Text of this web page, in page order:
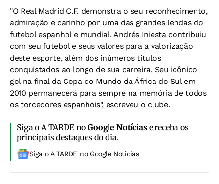
"O Real Madrid C.F. demonstra o seu reconhecimento,
admiração e carinho por uma das grandes lendas do
futebol espanhol e mundial. Andrés Iniesta contribuiu
com seu futebol e seus valores para a valorização
deste esporte, além dos inúmeros títulos
conquistados ao longo de sua carreira. Seu icônico
gol na final da Copa do Mundo da África do Sul em
2010 permanecerá para sempre na memória de todos
os torcedores espanhóis", escreveu o clube.
Siga o A TARDE noGoogle Notíciase receba os
principais destaques do dia.
Siga o A TARDE no Google Noticias